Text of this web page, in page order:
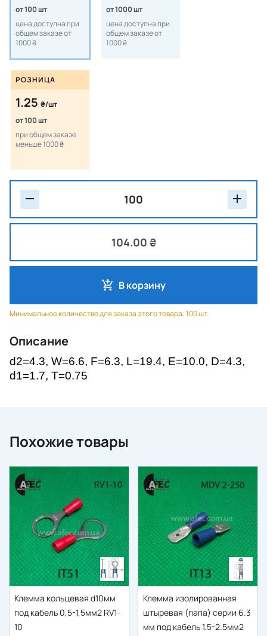
от 100 шт
цена доступна при
общем заказе от
1000 ₴
от 1000 шт
цена доступна при
общем заказе от
1000 ₴
РОЗНИЦА
1.25 ₴/шт
от 100 шт
при общем заказе
меньше 1000 ₴
104.00 ₴
В корзину
Минимальное количество для заказа этого товара: 100 шт.
Описание
d2=4.3, W=6.6, F=6.3, L=19.4, E=10.0, D=4.3,
d1=1.7, T=0.75
Похожие товары
Клемма кольцевая d10мм
под кабель 0,5-1,5мм2 RV1-
10
Клемма изолированная
штыревая (папа) серии 6.3
мм под кабель 1.5-2.5мм2